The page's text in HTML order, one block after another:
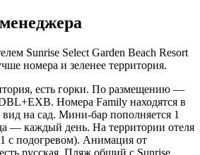
Sunrise Select Garden Beach Resort
номера и зеленее территория.
есть горки. По размещению —
Номера Family находятся в
на сад. Мини-бар пополняется 1
— каждый день. На территории отеля
с подогревом). Анимация от
русская. Пляж общий с Sunrise